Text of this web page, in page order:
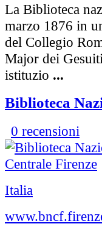
La Biblioteca
marzo 1876 in
del Collegio
Major dei
istituzio ...
Biblioteca
0 recensioni
Italia